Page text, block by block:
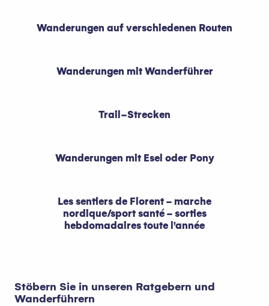
Wanderungen auf verschiedenen Routen
Wanderungen mit Wanderführer
Trail-Strecken
Wanderungen mit Esel oder Pony
Les sentiers de Florent - marche
nordique/sport santé - sorties
hebdomadaires toute l'année
Stöbern Sie in unseren Ratgebern und
Wanderführern